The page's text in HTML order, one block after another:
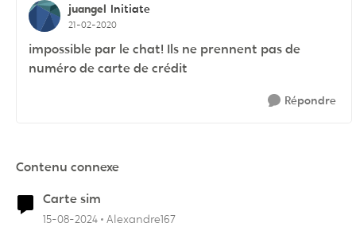
juangel Initiate
21-02-2020
impossible par le chat! Ils ne prennent pas de
numéro de carte de crédit
Répondre
Contenu connexe
Carte sim
15-08-2024 Alexandre167